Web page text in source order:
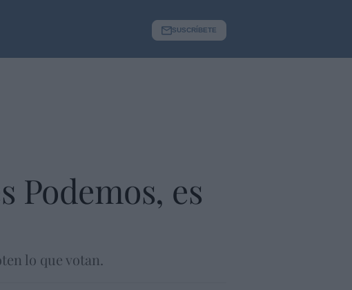
SUSCRÍBETE
Podemos, es
lo que votan.